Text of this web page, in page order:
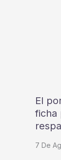
El
ficha
7 De